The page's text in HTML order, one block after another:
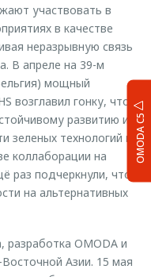
OMODA C5
участвовать в
в качестве
неразрывную связь
В апреле на 39-м
мощный
возглавил гонку, что
развитию и
зеленых технологий в
коллаборации на
раз подчеркнули, что
на альтернативных
разработка OMODA и
Азии. 15 мая